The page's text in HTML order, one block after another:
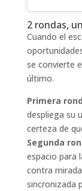
2 rondas,
Cuando el
se convierte
último.
Primera
despliega su
certeza de
Segunda
espacio para
contra
sincronizada